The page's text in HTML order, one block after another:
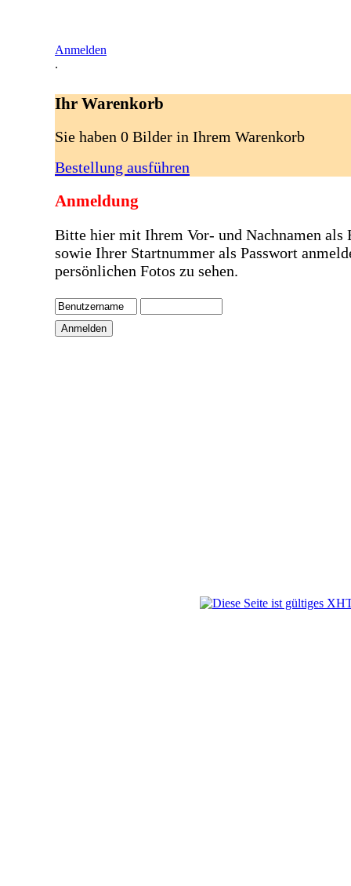
Anmelden
.
Ihr Warenkorb
Sie haben 0 Bilder in Ihrem Warenkorb
Bestellung ausführen
Anmeldung
Bitte hier mit Ihrem Vor- und Nachnamen als
sowie Ihrer Startnummer als Passwort
persönlichen Fotos zu sehen.